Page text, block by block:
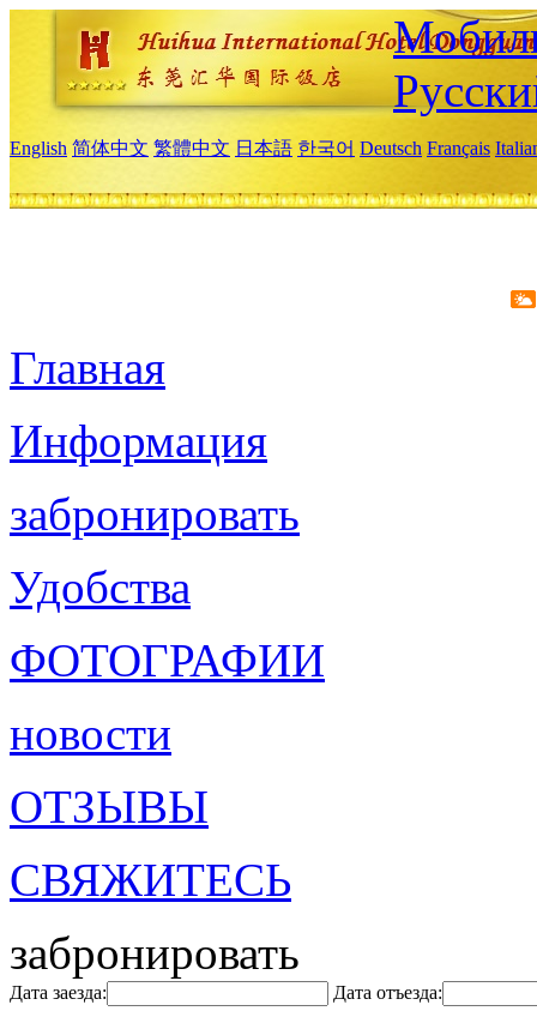
English 简体中文 繁體中文 日本語 한국어 Deutsch Français
Главная
Информация
забронировать
Удобства
ФОТОГРАФИИ
новости
ОТЗЫВЫ
СВЯЖИТЕСЬ
забронировать
Дата заезда: Дата отъезда: